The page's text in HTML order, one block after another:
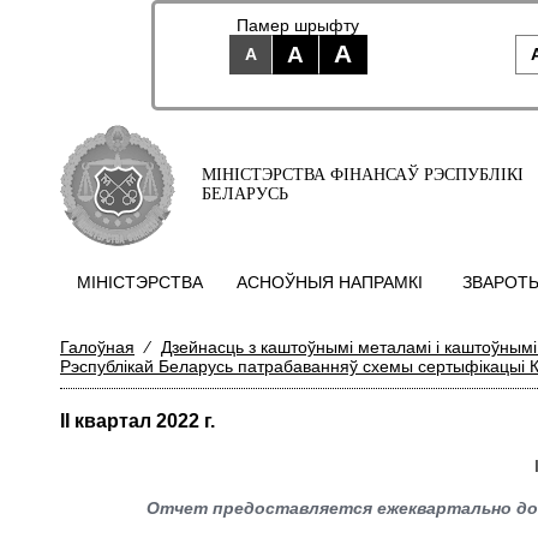
Памер шрыфту
A
A A
МІНІСТЭРСТВА ФІНАНСАЎ РЭСПУБЛІКІ
БЕЛАРУСЬ
МIНIСТЭРСТВА АСНОЎНЫЯ НАПРАМКI
Галоўная ⁄
Дзейнасць з каштоўнымі металамі і
Рэспублікай Беларусь патрабаванняў схемы сертыфікацыі
II квартал 2022 г.
Отчет предоставляется ежеквартально